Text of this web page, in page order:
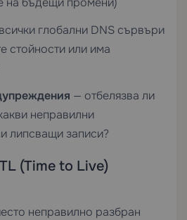
глобални DNS сървъри
стойности или има
— отбелязва ли
неправилни
липсващи записи?
(Time to Live)
неправилно разбран